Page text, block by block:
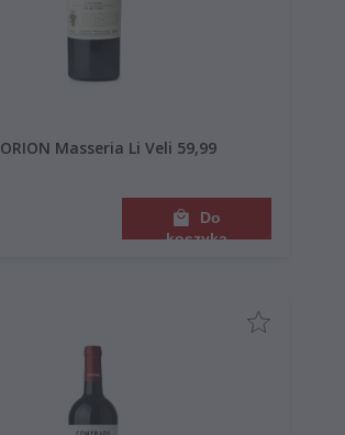
Primitivo ORION Masseria Li Veli 59,99
Do
koszyka